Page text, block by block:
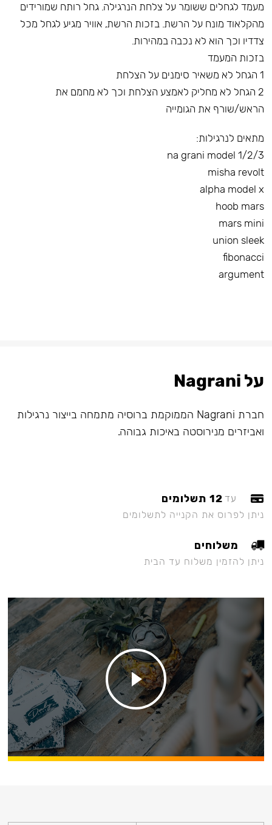
מעמד לגחלים ששומר על צלחת הנרגילה. גחל רותח שמורידים
מהקלאוד מונח על הרשת. בזכות הרשת, אוויר מגיע לגחל מכל
צדדיו וכך הוא לא נכבה במהירות.
בזכות המעמד
1 הגחל לא משאיר סימנים על הצלחת
2 הגחל לא מחליק לאמצע הצלחת וכך לא מחמם את
הראש/שורף את הגומייה
מתאים לנרגילות:
na grani model 1/2/3
misha revolt
alpha model x
hoob mars
mars mini
union sleek
fibonacci
argument
על Nagrani
חברת Nagrani הממוקמת ברוסיה מתמחה בייצור נרגילות
ואביזרים מנירוסטה באיכות גבוהה.
עד 12 תשלומים
ניתן לפרוס את הקנייה לתשלומים
משלוחים
ניתן להזמין משלוח עד הבית